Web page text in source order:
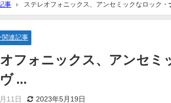
事 ステレオフォニックス、アンセミックなロック・
関連記事
フォニックス、アンセミ
...
11日 2023年5月19日